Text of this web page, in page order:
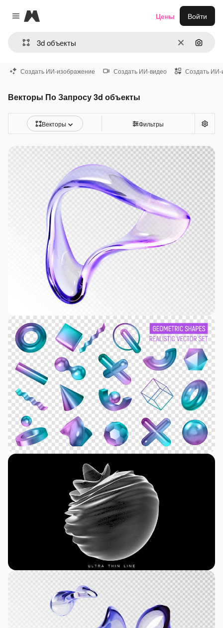
Close menu
Magnific
ОчиститьПоиск
Цены Войти
Создать ИИ-изображение Создать ИИ-видео Создать ИИ-
Векторы По Запросу 3d объекты
Векторы Фильтры